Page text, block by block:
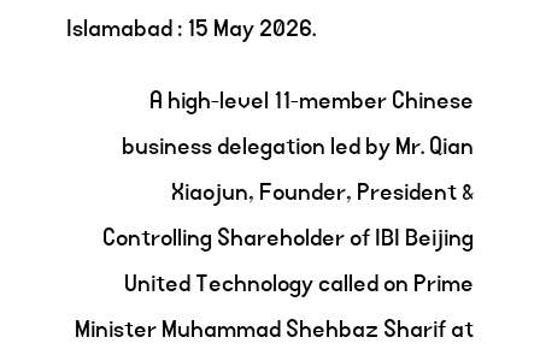
Islamabad : 15 May 2026.
A high-level 11-member Chinese
business delegation led by Mr. Qian
Xiaojun, Founder, President &
Controlling Shareholder of IBI Beijing
United Technology called on Prime
Minister Muhammad Shehbaz Sharif at